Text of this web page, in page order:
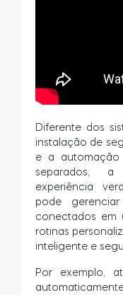
Diferente dos
instalação de
e a automação
separados,
experiência
pode
conectados em
rotinas
inteligente e
Por exemplo,